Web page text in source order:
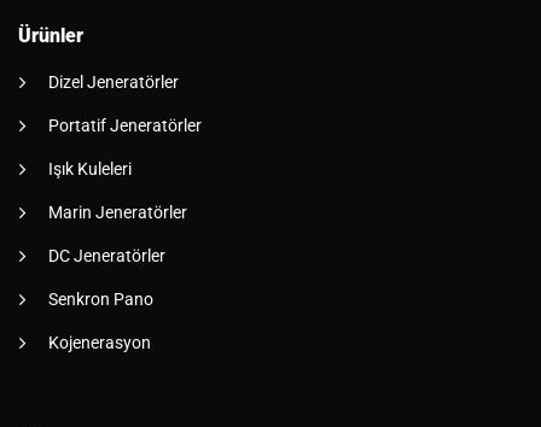
Ürünler
Dizel Jeneratörler
Portatif Jeneratörler
Işık Kuleleri
Marin Jeneratörler
DC Jeneratörler
Senkron Pano
Kojenerasyon